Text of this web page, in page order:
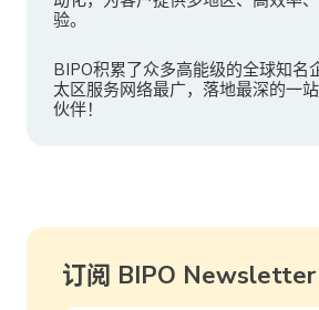
验。
BIPO积累了众多高能级的全球知名
太区服务网络最广，落地最深的一
伙伴！
订阅 BIPO Newsletter